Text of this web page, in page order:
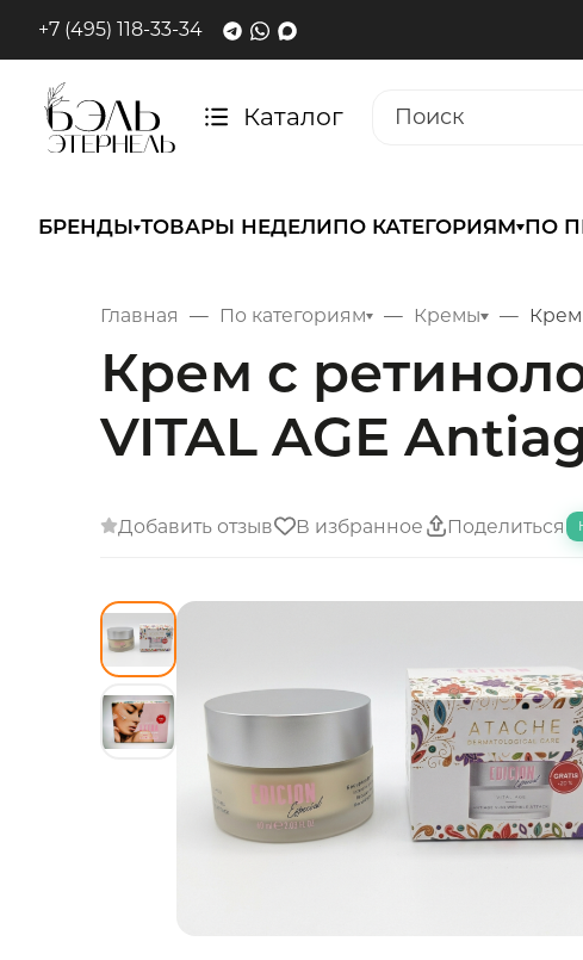
+7 (495) 118-33-34
Каталог
БРЕНДЫ ТОВАРЫ НЕДЕЛИПО КАТЕГОРИЯМ ПО
Главная По категориям Кремы Крем
Крем с
VITAL AGE
Добавить отзыв В избранное Поделиться